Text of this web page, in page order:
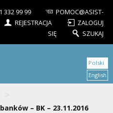
332 99 99
POMOC@ASIST-
REJESTRACJA
ZALOGUJ
SIĘ
SZUKAJ
>
– BK – 23.11.2016
Polski
English